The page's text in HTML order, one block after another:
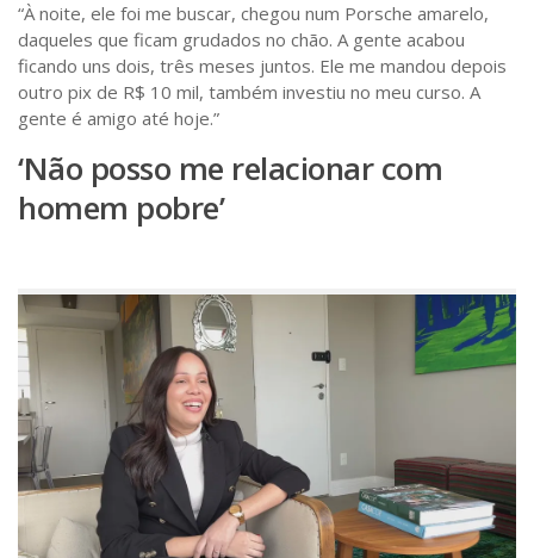
“À noite, ele foi me buscar, chegou num Porsche amarelo,
daqueles que ficam grudados no chão. A gente acabou
ficando uns dois, três meses juntos. Ele me mandou depois
outro pix de R$ 10 mil, também investiu no meu curso. A
gente é amigo até hoje.”
‘Não posso me relacionar com
homem pobre’